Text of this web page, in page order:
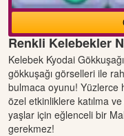
Renkli Kelebekler
Kelebek Kyodai
gökkuşağı görselleri ile
bulmaca oyunu! Yüzlerce
özel etkinliklere katılma
yaşlar için eğlenceli bir
gerekmez!